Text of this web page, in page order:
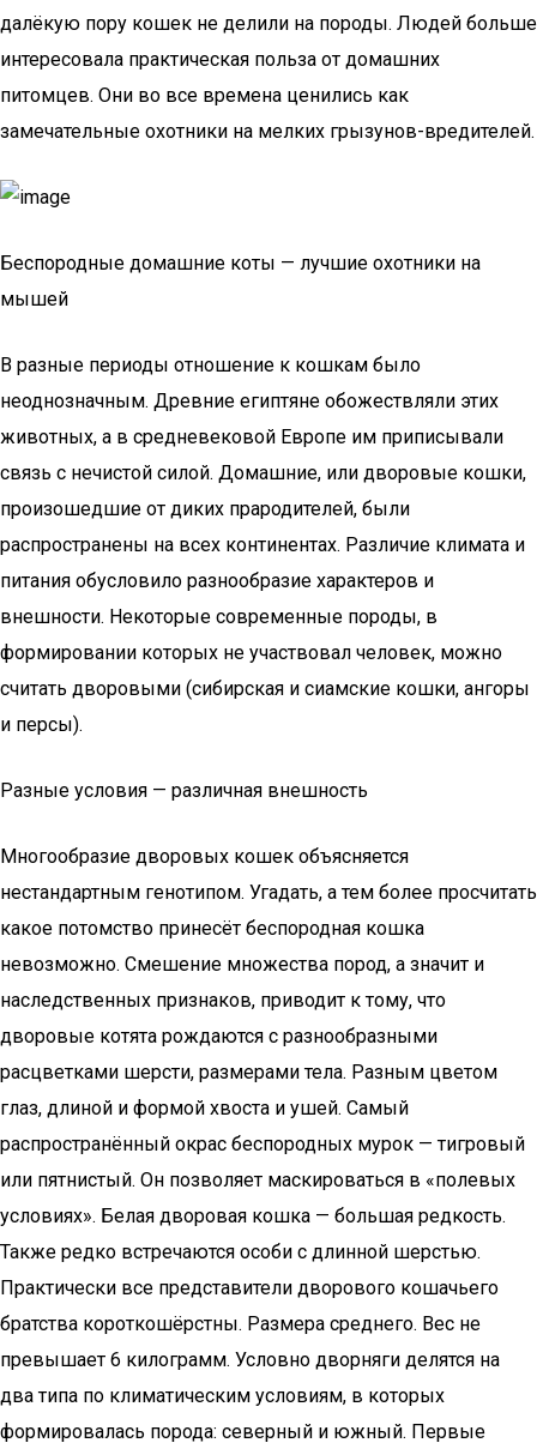
далёкую пору кошек не делили на породы. Людей больше
интересовала практическая польза от домашних
питомцев. Они во все времена ценились как
замечательные охотники на мелких грызунов-вредителей.
Беспородные домашние коты — лучшие охотники на
мышей
В разные периоды отношение к кошкам было
неоднозначным. Древние египтяне обожествляли этих
животных, а в средневековой Европе им приписывали
связь с нечистой силой. Домашние, или дворовые кошки,
произошедшие от диких прародителей, были
распространены на всех континентах. Различие климата и
питания обусловило разнообразие характеров и
внешности. Некоторые современные породы, в
формировании которых не участвовал человек, можно
считать дворовыми (сибирская и сиамские кошки, ангоры
и персы).
Разные условия — различная внешность
Многообразие дворовых кошек объясняется
нестандартным генотипом. Угадать, а тем более просчитать
какое потомство принесёт беспородная кошка
невозможно. Смешение множества пород, а значит и
наследственных признаков, приводит к тому, что
дворовые котята рождаются с разнообразными
расцветками шерсти, размерами тела. Разным цветом
глаз, длиной и формой хвоста и ушей. Самый
распространённый окрас беспородных мурок — тигровый
или пятнистый. Он позволяет маскироваться в «полевых
условиях». Белая дворовая кошка — большая редкость.
Также редко встречаются особи с длинной шерстью.
Практически все представители дворового кошачьего
братства короткошёрстны. Размера среднего. Вес не
превышает 6 килограмм. Условно дворняги делятся на
два типа по климатическим условиям, в которых
формировалась порода: северный и южный. Первые